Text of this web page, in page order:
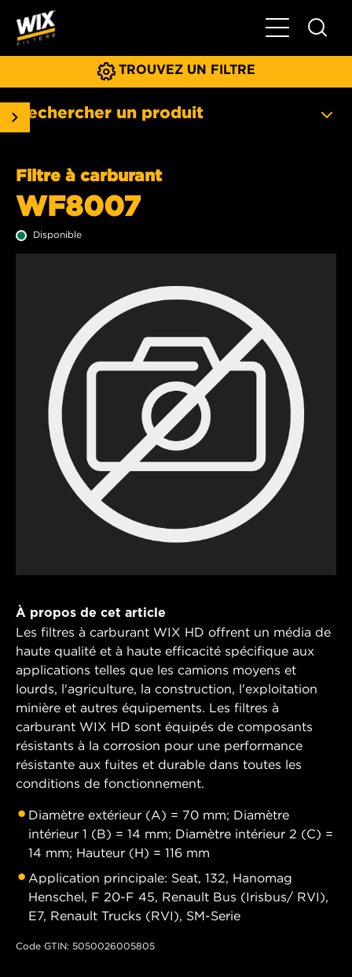
Basculer la
TROUVEZ UN FILTRE
Rechercher un produit
Filtre à carburant
WF8007
Disponible
À propos de cet article
Les filtres à carburant WIX HD offrent un média de
haute qualité et à haute efficacité spécifique aux
applications telles que les camions moyens et
lourds, l'agriculture, la construction, l'exploitation
minière et autres équipements. Les filtres à
carburant WIX HD sont équipés de composants
résistants à la corrosion pour une performance
résistante aux fuites et durable dans toutes les
conditions de fonctionnement.
Diamètre extérieur (A) = 70 mm; Diamètre
intérieur 1 (B) = 14 mm; Diamètre intérieur 2 (C) =
14 mm; Hauteur (H) = 116 mm
Application principale: Seat, 132, Hanomag
Henschel, F 20-F 45, Renault Bus (Irisbus/ RVI),
E7, Renault Trucks (RVI), SM-Serie
Code GTIN: 5050026005805